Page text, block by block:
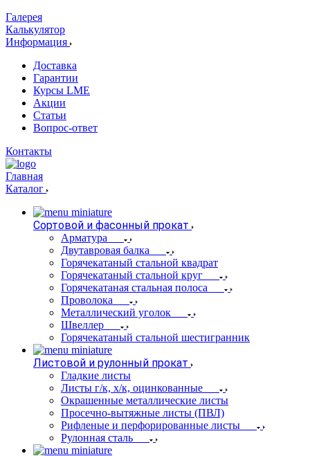
Галерея
Калькулятор
Информация
Доставка
Гарантии
Курсы LME
Акции
Статьи
Вопрос-ответ
Контакты
Главная
Каталог
Сортовой и фасонный прокат
Арматура
Двутавровая балка
Горячекатаный стальной квадрат
Горячекатаный стальной круг
Горячекатаная стальная полоса
Проволока
Металлический уголок
Швеллер
Горячекатаный стальной шестигранник
Листовой и рулонный прокат
Гладкие листы
Листы г/к, х/к, оцинкованные
Окрашенные металлические листы
Просечно-вытяжные листы (ПВЛ)
Рифленые и перфорированные листы
Рулонная сталь